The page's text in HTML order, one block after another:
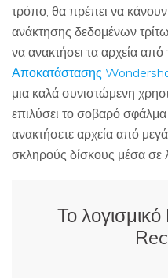
τρόπο, θα πρέπει να
ανάκτησης δεδομένων
να ανακτήσει τα αρχεία
Αποκατάστασης
μια καλά συνιστώμενη
επιλύσει το σοβαρό
ανακτήσετε αρχεία από
σκληρούς δίσκους μέσα σε
Το